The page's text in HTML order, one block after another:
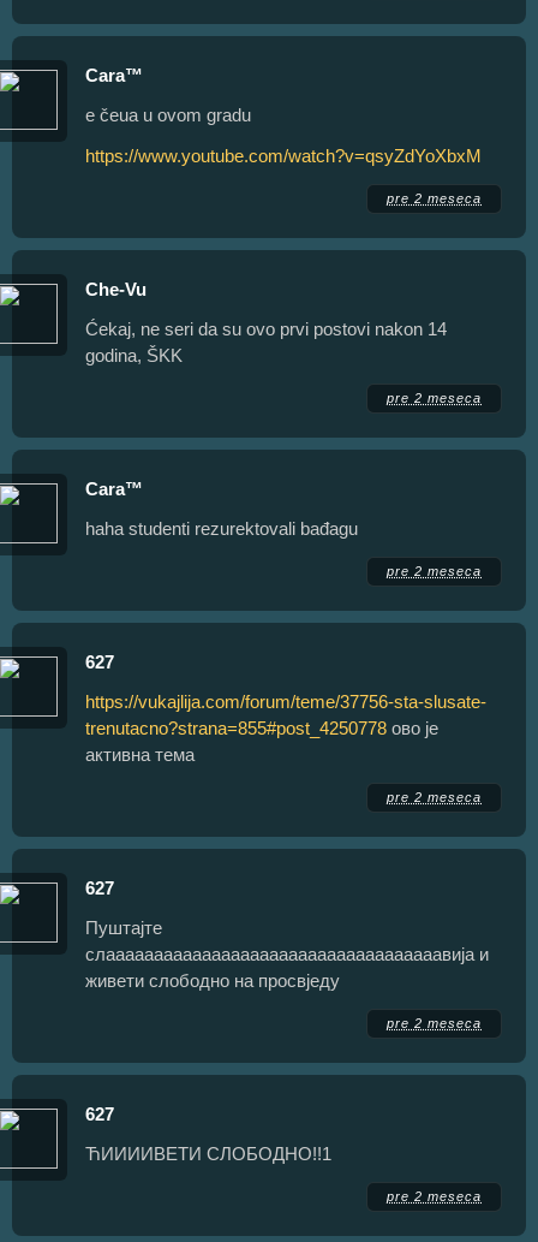
Cara™
e čeua u ovom gradu
https://www.youtube.com/watch?v=qsyZdYoXbxM
pre 2 meseca
Che-Vu
Ćekaj, ne seri da su ovo prvi postovi nakon 14
godina, ŠKK
pre 2 meseca
Cara™
haha studenti rezurektovali bađagu
pre 2 meseca
627
https://vukajlija.com/forum/teme/37756-sta-slusate-
trenutacno?strana=855#post_4250778 ово је
активна тема
pre 2 meseca
627
Пуштајте
слааааааааааааааааааааааааааааааааааавија и
живети слободно на просвједу
pre 2 meseca
627
ЋИИИИВЕТИ СЛОБОДНО!!1
pre 2 meseca